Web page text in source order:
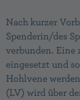
Nach kurzer
Spenderin/des
verbunden. Eine
eingesetzt und
Hohlvene
(LV) wird über